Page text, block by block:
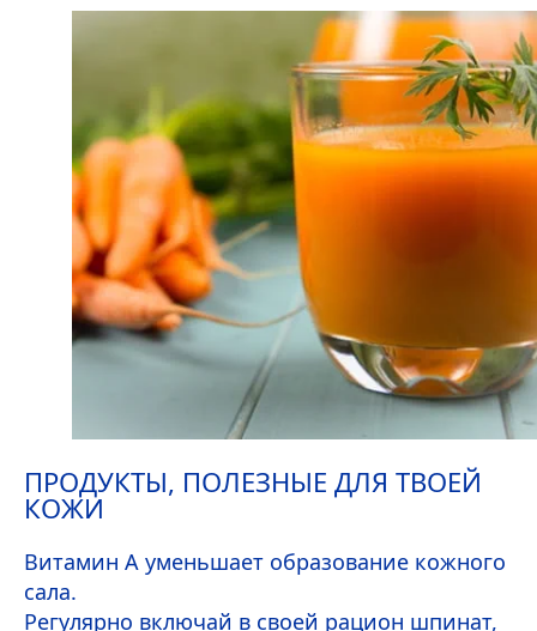
ПРОДУКТЫ, ПОЛЕЗНЫЕ ДЛЯ ТВОЕЙ
КОЖИ
Витамин A уменьшает образование кожного
сала.
Регулярно включай в своей рацион шпинат,